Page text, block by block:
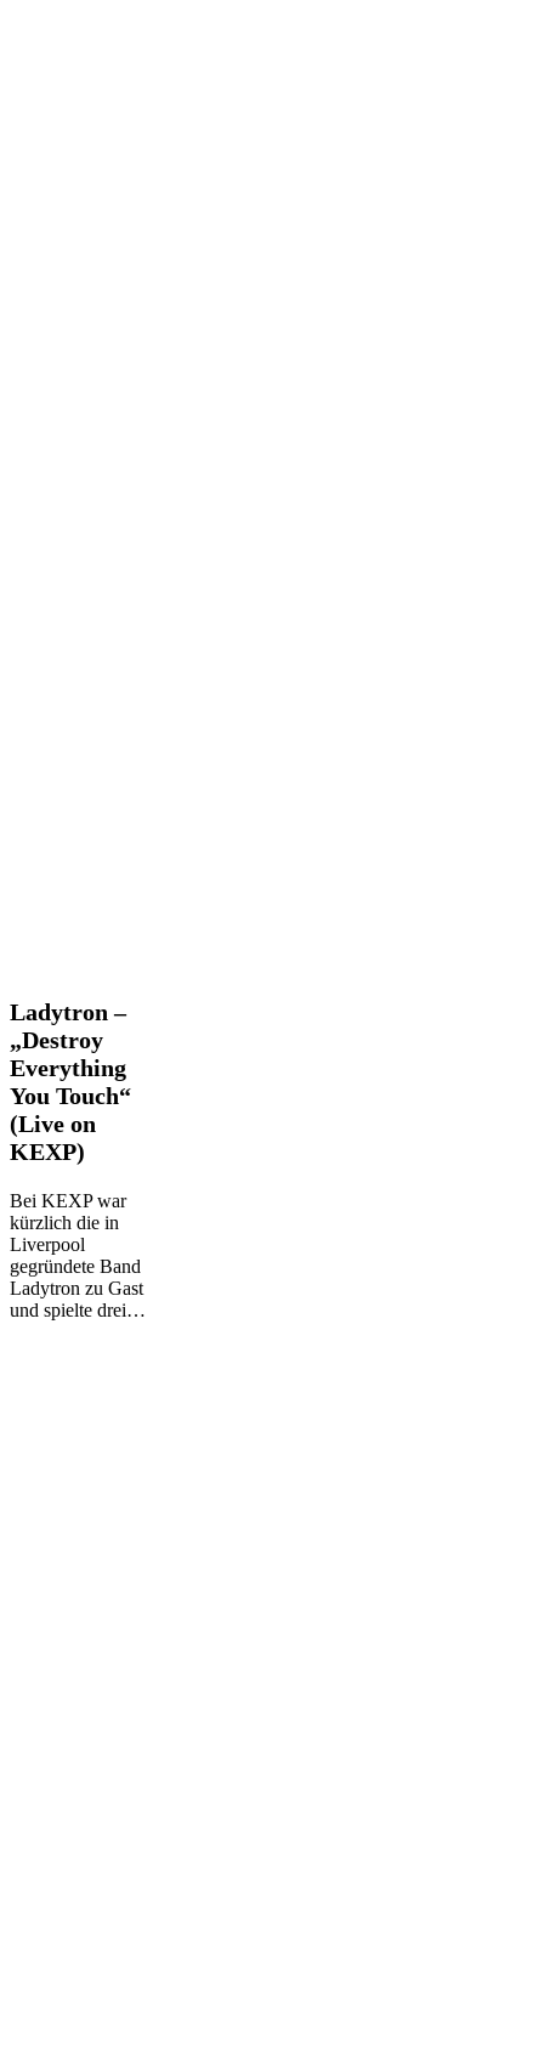
Ladytron
„Destroy
Everything
You
Touch“
(Live
on
Ladytron –
„Destroy
Everything
You Touch“
(Live on
KEXP)
Bei KEXP war
kürzlich die in
Liverpool
gegründete Band
Ladytron zu Gast
und spielte drei…